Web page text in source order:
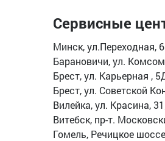
Сервисные
Минск, ул.Переходная,
Барановичи, ул.
Брест, ул. Карьерная ,
Брест, ул. Советской
Вилейка, ул. Красина,
Витебск, пр-т.
Гомель, Речицкое